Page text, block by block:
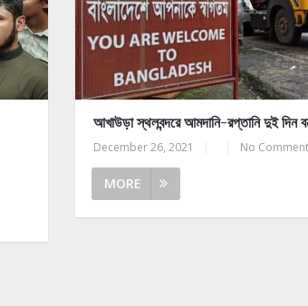
আখাউড়া স্থলবন্দরে আমদানি-রপ্তানি দুই দিন
December 26, 2021 No
MORE